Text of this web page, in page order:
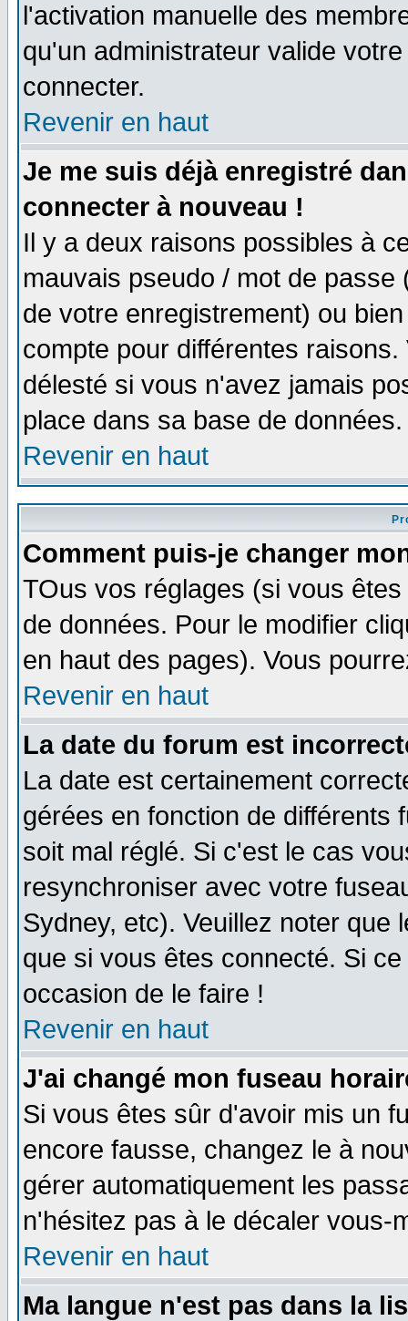
l'activation manuelle des
qu'un administrateur valide
connecter.
Revenir en haut
Je me suis déjà enregistré
connecter à nouveau !
Il y a deux raisons possibles à
mauvais pseudo / mot de
de votre enregistrement) ou
compte pour différentes
délesté si vous n'avez jamais
place dans sa base de
Revenir en haut
Comment puis-je changer
TOus vos réglages (si vous
de données. Pour le modifier
en haut des pages). Vous
Revenir en haut
La date du forum est
La date est certainement
gérées en fonction de différents
soit mal réglé. Si c'est le cas
resynchroniser avec votre
Sydney, etc). Veuillez noter que
que si vous êtes connecté. Si
occasion de le faire !
Revenir en haut
J'ai changé mon fuseau
Si vous êtes sûr d'avoir mis un
encore fausse, changez le à
gérer automatiquement les
n'hésitez pas à le décaler vous-
Revenir en haut
Ma langue n'est pas dans la